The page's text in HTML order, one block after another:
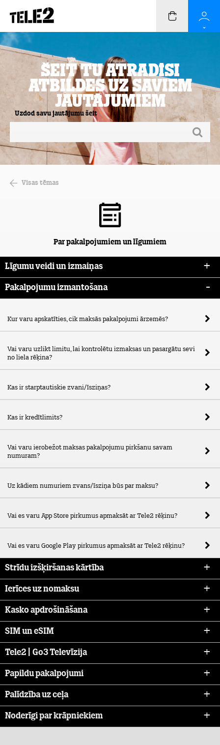
Šeit Tu atradīsi
atbildes uz saviem
jautājumiem
Uzdod savu jautājumu šeit
Visas tēmas
Par pakalpojumiem un līgumiem
Līgumu veidi un izmaiņas
Pakalpojumu izmantošana
Kur varu apskatīties, cik maksās pakalpojumi ārzemēs?
Vai varu uzlikt limitu, lai kontrolētu izmaksas un pasargātu sevi
no liela rēķina?
Kas ir starptautiskie zvani/īsziņas?
Kas ir kredītlimits?
Vai varu ierobežot maksas pakalpojumu pirkšanu savam
numuram?
Uz kādiem numuriem zvans/īsziņa būs par maksu?
Vai es varu App Store pirkumus apmaksāt ar Tele2 rēķinu?
Vai es varu Google Play pirkumus apmaksāt ar Tele2 rēķinu?
Strīdu izšķiršanas kārtība
Ierīces uz nomaksu
Kasko apdrošināšana
SIM un eSIM
Tele2 | Go3 Televīzija
Papildu pakalpojumi
Palīdzība uz ceļa
Noderīgi par krāpniekiem